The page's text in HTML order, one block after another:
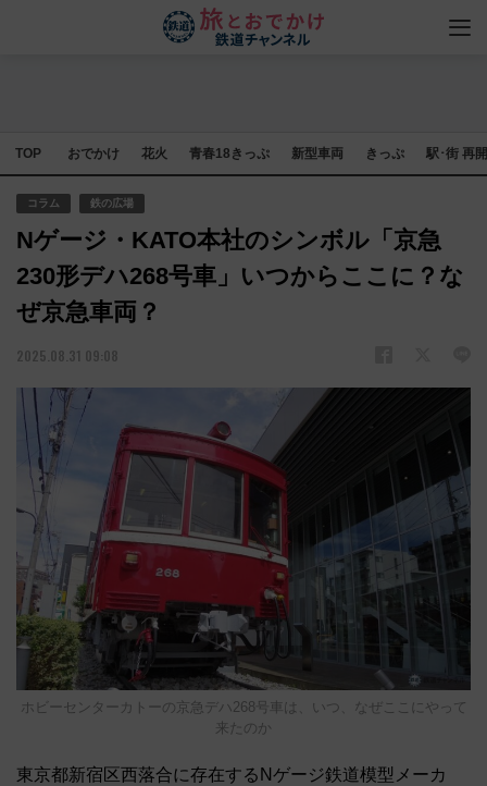
TOP おでかけ 花火 青春18きっぷ 新型車両 きっぷ 駅･街 再
コラム 鉄の広場
Nゲージ・KATO本社のシンボル「京急
230形デハ268号車」いつからここに？な
ぜ京急車両？
2025.08.31 09:08
ホビーセンターカトーの京急デハ268号車は、いつ、なぜここにやって
来たのか
東京都新宿区西落合に存在するNゲージ鉄道模型メーカ